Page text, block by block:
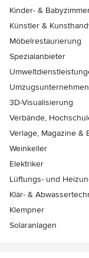
Kinder- &
Künstler &
Möbelrestaurierung
Spezialanbieter
Umzugsunternehmen
3D-Visualisierung
Verbände,
Verlage, Magazine &
Weinkeller
Elektriker
Lüftungs- und
Klär- &
Klempner
Solaranlagen